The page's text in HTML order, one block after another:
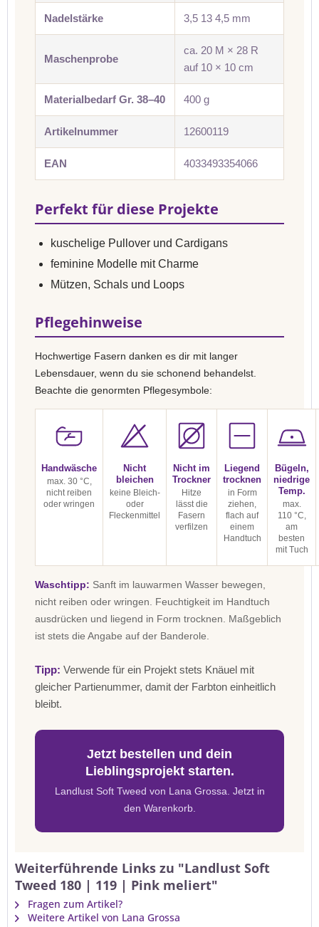
Nadelstärke 3,5 13 4,5 mm
Maschenprobe
ca. 20 M × 28 R
auf 10 × 10 cm
Materialbedarf Gr. 38–40 400 g
Artikelnummer 12600119
EAN 4033493354066
Perfekt für diese Projekte
kuschelige Pullover und Cardigans
feminine Modelle mit Charme
Mützen, Schals und Loops
Pflegehinweise
Hochwertige Fasern danken es dir mit langer
Lebensdauer, wenn du sie schonend behandelst.
Beachte die genormten Pflegesymbole:
Handwäsche
max. 30 °C,
nicht reiben
oder wringen
Nicht
bleichen
keine Bleich-
oder
Fleckenmittel
Nicht im
Trockner
Hitze
lässt die
Fasern
verfilzen
Liegend
trocknen
in Form
ziehen,
flach auf
einem
Handtuch
Bügeln,
niedrige
Temp.
max.
110 °C,
am
besten
mit Tuch
Waschtipp: Sanft im lauwarmen Wasser bewegen,
nicht reiben oder wringen. Feuchtigkeit im Handtuch
ausdrücken und liegend in Form trocknen. Maßgeblich
ist stets die Angabe auf der Banderole.
Tipp: Verwende für ein Projekt stets Knäuel mit
gleicher Partienummer, damit der Farbton einheitlich
bleibt.
Jetzt bestellen und dein
Lieblingsprojekt starten.
Landlust Soft Tweed von Lana Grossa. Jetzt in
den Warenkorb.
Weiterführende Links zu "Landlust Soft
Tweed 180 | 119 | Pink meliert"
Fragen zum Artikel?
Weitere Artikel von Lana Grossa